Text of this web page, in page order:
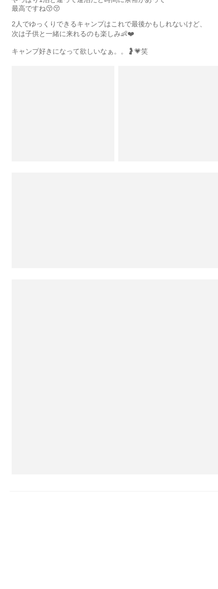
最高ですね😚😚
2人でゆっくりできるキャンプはこれで最後かもしれないけど、
次は子供と一緒に来れるのも楽しみ👶❤️
キャンプ好きになって欲しいなぁ。。🤰💗笑